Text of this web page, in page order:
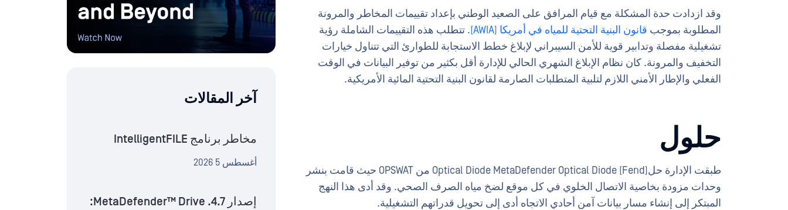
وقد ازدادت حدة المشكلة مع قيام المرافق على الصعيد الوطني بإعداد تقييمات المخاطر والمرونة
المطلوبة بموجب قانون البنية التحتية للمياه في أمريكا (AWIA)
. تتطلب هذه التقييمات الشاملة رؤية
تشغيلية مفصلة وتدابير قوية للأمن السيبراني لإبلاغ خطط الاستجابة للطوارئ التي تتناول خيارات
التخفيف والمرونة. كان نظام الإبلاغ الشهري الحالي للإدارة أقل بكثير من توفير البيانات في الوقت
الفعلي والإطار الأمني اللازم لتلبية المتطلبات الصارمة لقانون البنية التحتية المائية الأمريكية.
حلول
طبقت الإدارة حلOptical Diode MetaDefender Optical Diode (Fend) من OPSWAT حيث قامت بنشر
وحدات مزودة بخاصية الاتصال الخلوي في كل موقع لضخ مياه الصرف الصحي. وقد أدى هذا النهج
المبتكر إلى إنشاء مسار بيانات آمن أحادي الاتجاه أدى إلى تحويل قدراتهم التشغيلية.
آخر المقالات
مخاطر برنامج IntelligentFILE
أغسطس 5 2026
إصدار MetaDefender™ Drive .4.7: